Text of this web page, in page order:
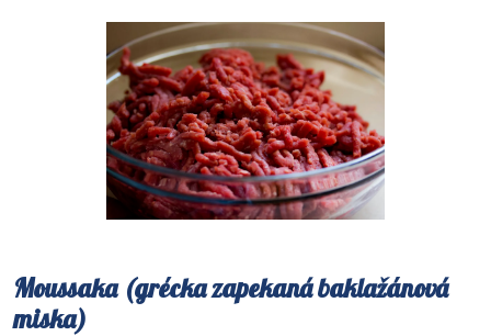
Moussaka (grécka zapekaná baklažánová
miska)